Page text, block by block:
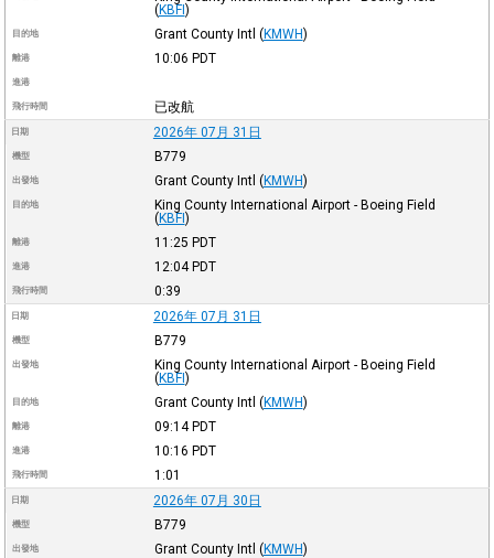
(KBFI)
目的地 Grant County Intl (KMWH)
離港 10:06 PDT
進港
飛行時間 已改航
日期 2026年 07月 31日
機型 B779
出發地 Grant County Intl (KMWH)
目的地
King County International Airport - Boeing Field
(KBFI )
離港 11:25 PDT
進港 12:04 PDT
飛行時間 0:39
日期 2026年 07月 31日
機型 B779
出發地
King County International Airport - Boeing Field
(KBFI)
目的地 Grant County Intl (KMWH)
離港 09:14 PDT
進港 10:16 PDT
飛行時間 1:01
日期 2026年 07月 30日
機型 B779
出發地 Grant County Intl (KMWH)